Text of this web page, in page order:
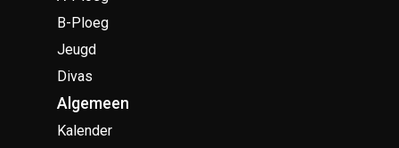
B-Ploeg
Jeugd
Divas
Algemeen
Kalender